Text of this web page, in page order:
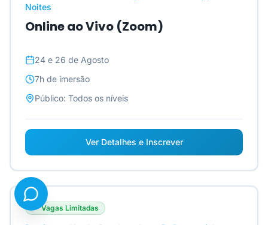
Noites
Online ao Vivo (Zoom)
24 e 26 de Agosto
7h de imersão
Público: Todos os níveis
Ver Detalhes e Inscrever
Vagas Limitadas